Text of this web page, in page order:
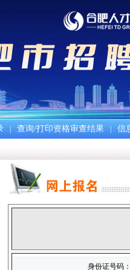
查询/打印资格审查结果 信
身份证号码